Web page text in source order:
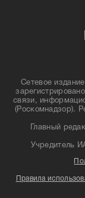
Сетевое
связи,
(Роскомнадзор).
Главный
Учредитель
Правила